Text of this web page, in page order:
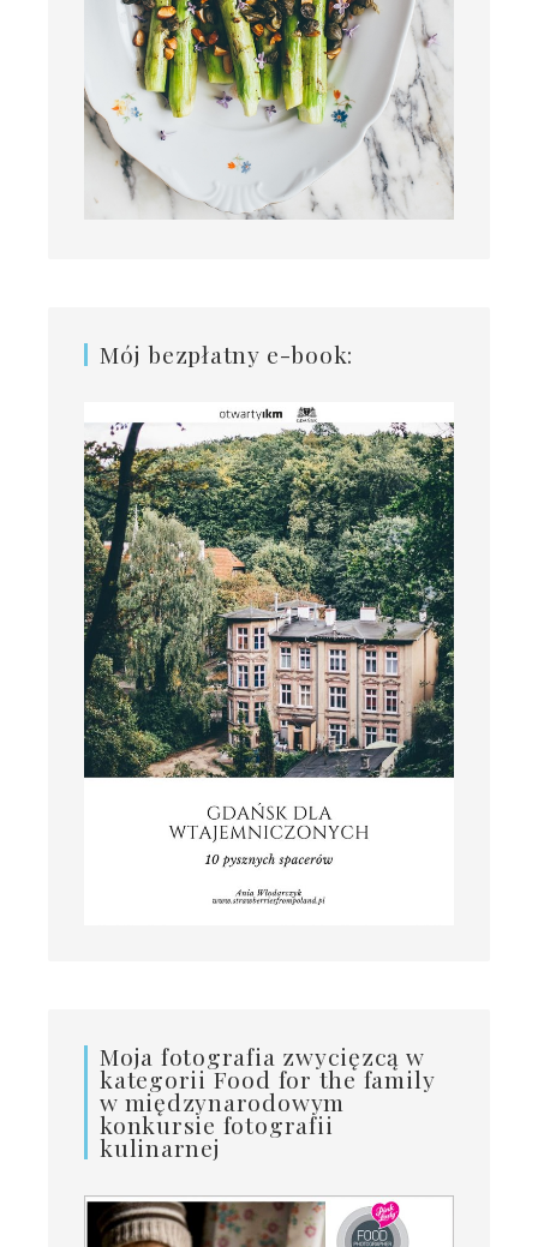
Mój bezpłatny e-book:
Moja fotografia zwycięzcą w
kategorii Food for the family
w międzynarodowym
konkursie fotografii
kulinarnej